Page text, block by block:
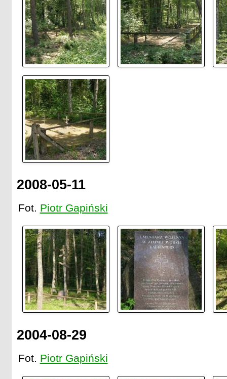
2008-05-11
Fot. Piotr Gapiński
2004-08-29
Fot. Piotr Gapiński